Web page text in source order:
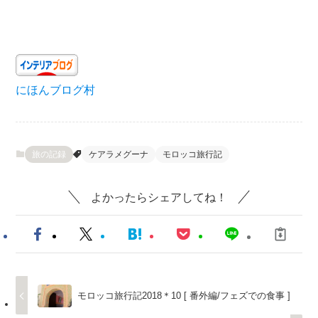
にほんブログ村
旅の記録 ケアラメグーナ モロッコ旅行記
よかったらシェアしてね！
モロッコ旅行記2018＊10 [ 番外編/フェズでの食事 ]